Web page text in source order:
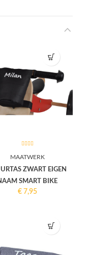
MAATWERK
ZWART EIGEN
SMART BIKE
€ 7,95